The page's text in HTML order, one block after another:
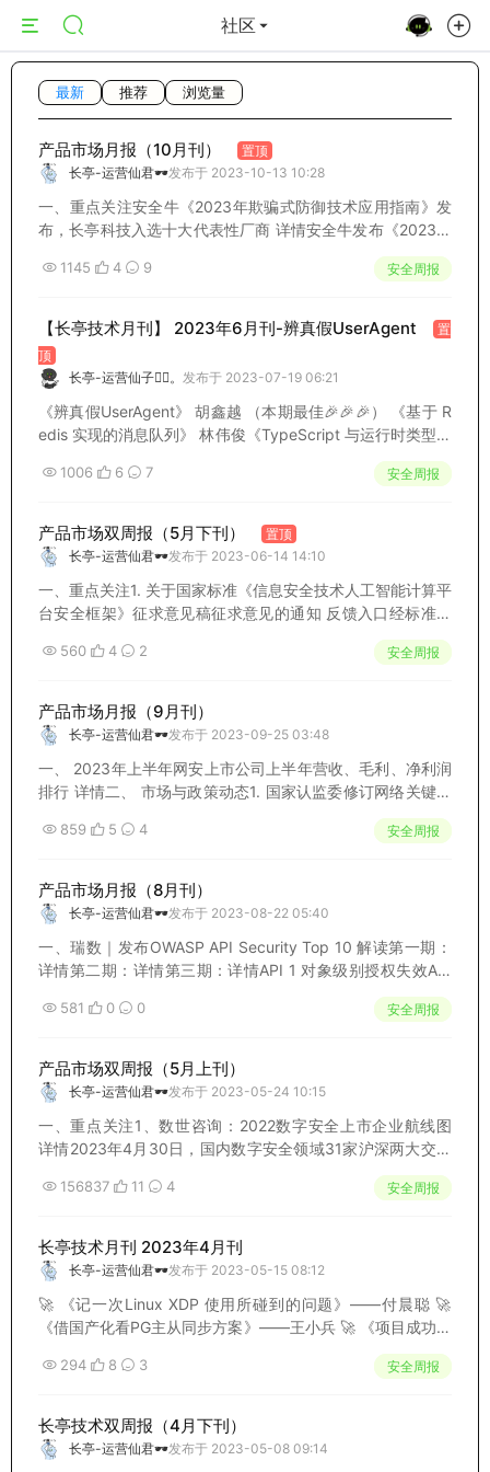
社区
最新 推荐 浏览量
产品市场月报（10月刊）
置顶
长亭-运营仙君🕶️发布于 2023-10-13 10:28
一、重点关注安全牛《2023年欺骗式防御技术应用指南》发
布，长亭科技入选十大代表性厂商 详情安全牛发布《2023年
欺骗防御技术应用指南》，综合调研了27家国内提供欺骗防
御技术产品和服务的供应商，覆盖蜜罐/蜜网、移动目标防御
1145 4 9 安全周报
【长亭技术月刊】 2023年6月刊-辨真假UserAgent
置
顶
长亭-运营仙子🧚‍♀️。 发布于 2023-07-19 06:21
《辨真假UserAgent》 胡鑫越 （本期最佳🎉🎉🎉） 《基于 R
edis 实现的消息队列》 林伟俊《TypeScript 与运行时类型检
查实践》 王德龙《ClickHouse 在 API 产品的应用实践》 黄
志伟本期 “最佳文章” 来自长亭谛听团队 ，...
1006 6 7 安全周报
产品市场双周报（5月下刊）
置顶
长亭-运营仙君🕶️发布于 2023-06-14 14:10
一、重点关注1. 关于国家标准《信息安全技术人工智能计算平
台安全框架》征求意见稿征求意见的通知 反馈入口经标准编
制单位的辛勤努力，现已形成国家标准《信息安全技术 人工
智能计算平台安全框架》征求意见稿。为确保标准质量，信安
560 4 2 安全周报
产品市场月报（9月刊）
长亭-运营仙君🕶️发布于 2023-09-25 03:48
一、 2023年上半年网安上市公司上半年营收、毛利、净利润
排行 详情二、 市场与政策动态1. 国家认监委修订网络关键设
备和网络安全专用产品安全认证实施规则 详情文件规定了
《网络关键设备和网络安全专用产品目录》中的产品实施认证
859 5 4 安全周报
产品市场月报（8月刊）
长亭-运营仙君🕶️发布于 2023-08-22 05:40
一、瑞数｜发布OWASP API Security Top 10 解读第一期：
详情第二期：详情第三期：详情API 1 对象级别授权失效API
6 不受限访问敏感业务API 2 认证失效API 7 服务端请求伪造A
PI 3 对象属性级别授权失效API 8 安...
581 0 0 安全周报
产品市场双周报（5月上刊）
长亭-运营仙君🕶️发布于 2023-05-24 10:15
一、重点关注1、数世咨询：2022数字安全上市企业航线图
详情2023年4月30日，国内数字安全领域31家沪深两大交易
所上市公司2022年度财报全部发布。本报告延续去年财报中
的十项重要指标，对数字安全产业2022年度的基本现状和发
156837 11 4 安全周报
长亭技术月刊 2023年4月刊
长亭-运营仙君🕶️发布于 2023-05-15 08:12
🚀️ 《记一次Linux XDP 使用所碰到的问题》——付晨聪 🚀️
《借国产化看PG主从同步方案》——王小兵 🚀️ 《项目成功七
步法》——赵仰梅 🚀️ 《产品经理加入一个没有过产品经理的
团队经历分享》——王艳群
294 8 3 安全周报
长亭技术双周报（4月下刊）
长亭-运营仙君🕶️发布于 2023-05-08 09:14